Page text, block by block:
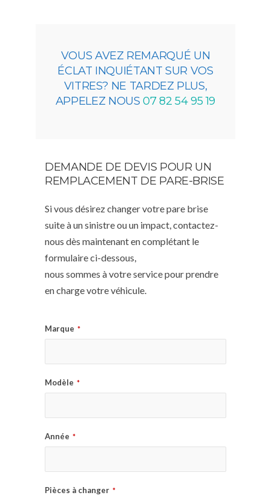
VOUS AVEZ REMARQUÉ UN
ÉCLAT INQUIÉTANT SUR VOS
VITRES? NE TARDEZ PLUS,
APPELEZ NOUS07 82 54 95 19
DEMANDE DE DEVIS POUR UN
REMPLACEMENT DE PARE-BRISE
Si vous désirez changer votre pare brise
suite à un sinistre ou un impact, contactez-
nous dès maintenant en complétant le
formulaire ci-dessous,
nous sommes à votre service pour prendre
en charge votre véhicule.
Marque *
Modèle *
Année *
Pièces à changer *